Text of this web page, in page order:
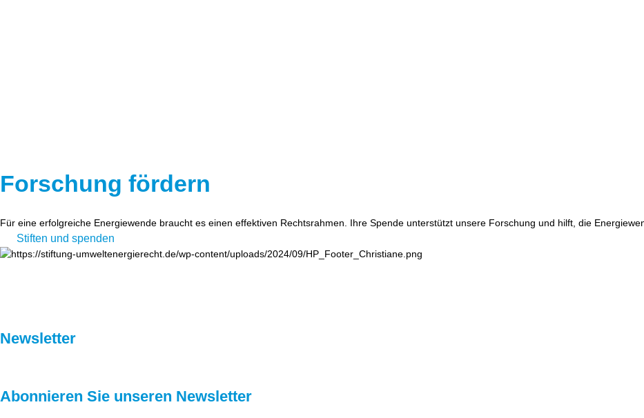
Forschung fördern
Für eine erfolgreiche Energiewende braucht es einen effektiven Rechtsrahmen. Ihre Spende unterstützt unsere Forschung und hilft, die
Stiften und spenden
Newsletter
Abonnieren Sie unseren Newsletter